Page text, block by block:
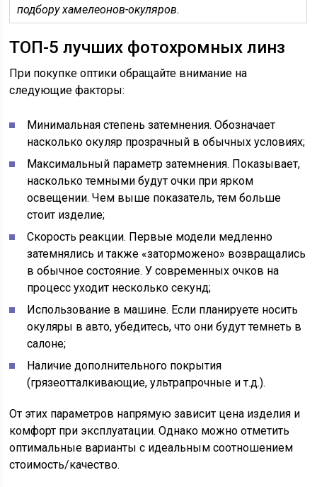
подбору хамелеонов-окуляров.
ТОП-5 лучших фотохромных линз
При покупке оптики обращайте внимание на
следующие факторы:
Минимальная степень затемнения. Обозначает
насколько окуляр прозрачный в обычных условиях;
Максимальный параметр затемнения. Показывает,
насколько темными будут очки при ярком
освещении. Чем выше показатель, тем больше
стоит изделие;
Скорость реакции. Первые модели медленно
затемнялись и также «заторможено» возвращались
в обычное состояние. У современных очков на
процесс уходит несколько секунд;
Использование в машине. Если планируете носить
окуляры в авто, убедитесь, что они будут темнеть в
салоне;
Наличие дополнительного покрытия
(грязеотталкивающие, ультрапрочные и т.д.).
От этих параметров напрямую зависит цена изделия и
комфорт при эксплуатации. Однако можно отметить
оптимальные варианты с идеальным соотношением
стоимость/качество.